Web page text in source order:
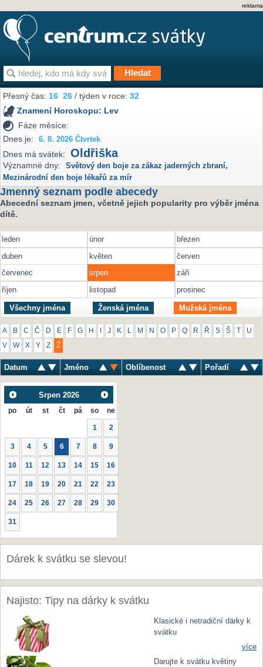
reklama
Přesný čas:16 26 / týden v roce:32
Znamení Horoskopu: Lev
Fáze měsíce:
Dnes je:
6. 8. 2026 Čtvrtek
Dnes má svátek: Oldřiška
Významné dny: Světový den boje za zákaz jaderných zbraní,
Mezinárodní den boje lékařů za mír
Jmenný seznam podle abecedy
Abecední seznam jmen, včetně jejich popularity pro výběr jména
dítě.
leden únor
březen
duben
květen
červen
červenec
srpen
září
říjen
listopad prosinec
Všechny jména Ženská jména Mužská jména
A B C Č D E F G H J K M N O P Q R Ř S Š U
V W X Y Z Ž
Datum Jméno Oblíbenost Pořadí
Srpen 2026
po út st čt pá so ne
1 2
3 4 5 6 7 8 9
10 11 12 13 14 15 16
17 18 19 20 21 22 23
24 25 26 27 28 29 30
31
Dárek k svátku se slevou!
Najisto: Tipy na dárky k svátku
Klasické i netradiční dárky k
svátku
více
Darujte k svátku květiny